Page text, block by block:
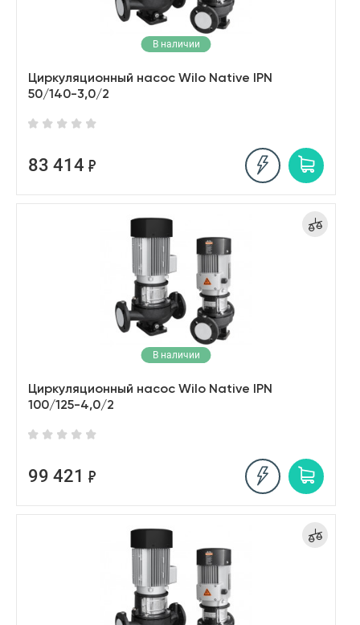
В наличии
Циркуляционный насос Wilo Native IPN
50/140-3,0/2
83 414
В наличии
Циркуляционный насос Wilo Native IPN
100/125-4,0/2
99 421